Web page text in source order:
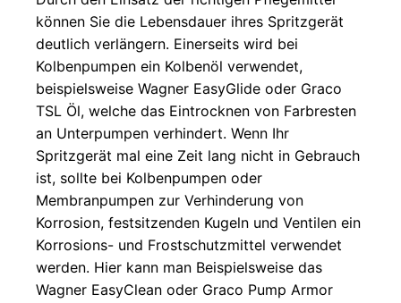
HeavyCoat
Wagner
Kolbenpumpen
Wagner
Membranpumpen
Wagner
HVLP /
XVLP
Wagner
PlastCoat
und
1095
Graco
Ultra
Max
HH
Handspritzgerät
Graco
Mark V
, VII, X,
XV
Graco
ST Max
und
BS20
MA-
EP21
MA-
EP29
EP37
MA-
EP45
MA-
PC-30
Graco
Lanzen
und Jet
Roller
Wagner
Lanzen
und
Inline
Roller
MaSpra
AirCombi
Düsen -
Wagner
AirCoat
kompatibel
Graco
Feinspritzdüsen
Markierdüsen
Titan
TR1
Graco
°C-Max
Original
Graco
Hauptfilter
Hauptfilter
Alternativhersteller
Ansaugsiebe
Ansaugfilter
Original
Wagner
Ansaugfilter
Original
Ansaugfilter
können Sie die Lebensdauer ihres Spritzgerät
deutlich verlängern. Einerseits wird bei
Kolbenpumpen ein Kolbenöl verwendet,
beispielsweise Wagner EasyGlide oder Graco
TSL Öl, welche das Eintrocknen von Farbresten
an Unterpumpen verhindert. Wenn Ihr
Spritzgerät mal eine Zeit lang nicht in Gebrauch
ist, sollte bei Kolbenpumpen oder
Membranpumpen zur Verhinderung von
Korrosion, festsitzenden Kugeln und Ventilen ein
Korrosions- und Frostschutzmittel verwendet
werden. Hier kann man Beispielsweise das
Wagner EasyClean oder Graco Pump Armor